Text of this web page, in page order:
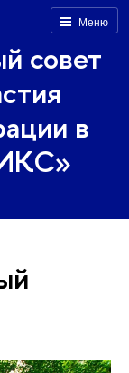
Меню
совет
в